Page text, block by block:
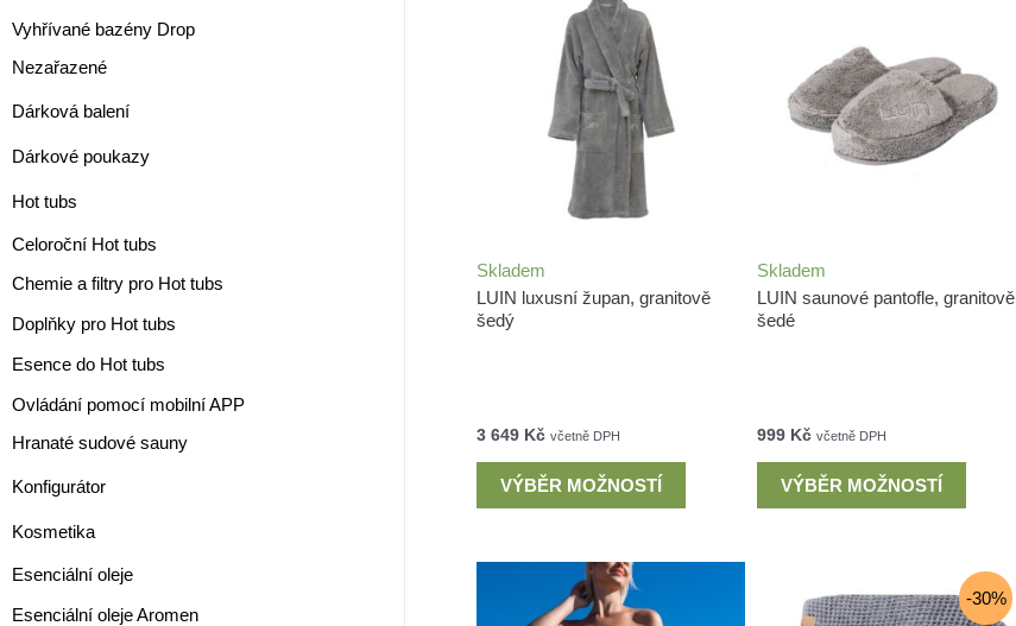
Vyhřívané bazény Drop
Nezařazené
Dárková balení
Dárkové poukazy
Hot tubs
Celoroční Hot tubs
Chemie a filtry pro Hot tubs
Doplňky pro Hot tubs
Esence do Hot tubs
Ovládání pomocí mobilní APP
Hranaté sudové sauny
Konfigurátor
Kosmetika
Esenciální oleje
Esenciální oleje Aromen
Skladem
LUIN luxusní župan, granitově
šedý
3 649 Kč včetně DPH
VÝBĚR MOŽNOSTÍ
Skladem
LUIN saunové pantofle, granitově
šedé
999 Kč včetně DPH
VÝBĚR MOŽNOSTÍ
-30%